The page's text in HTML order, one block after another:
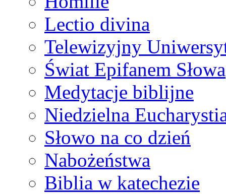
Lectio divina
Telewizyjny
Świat Epifanem Słowa
Medytacje biblijne
Niedzielna
Słowo na co dzień
Nabożeństwa
Biblia w katechezie